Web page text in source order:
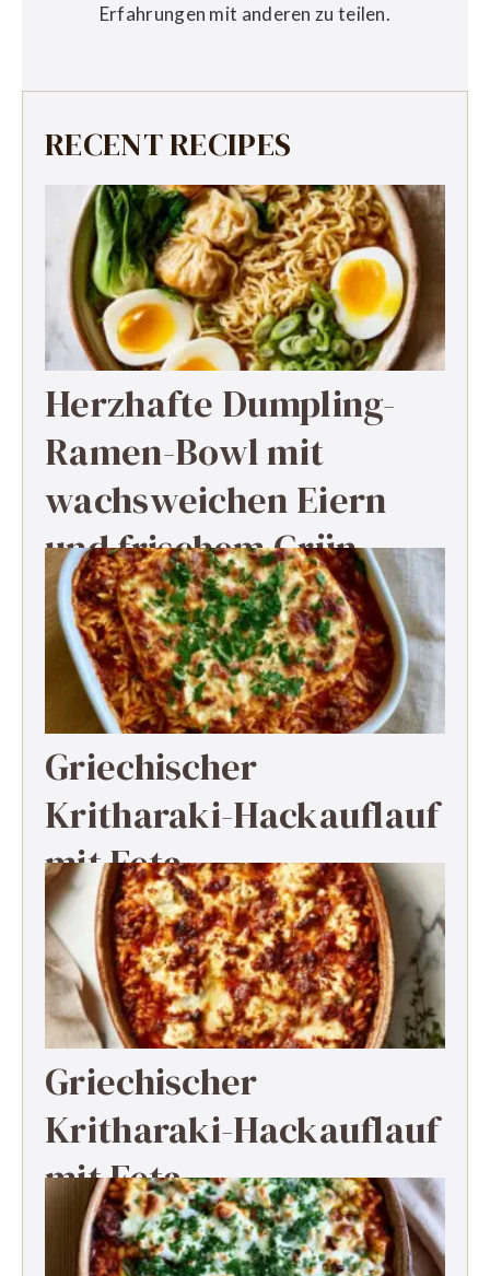
Erfahrungen mit anderen zu teilen.
RECENT RECIPES
Herzhafte Dumpling-
Ramen-Bowl mit
wachsweichen Eiern
und frischem Grün
Griechischer
Kritharaki-Hackauflauf
mit Feta
Griechischer
Kritharaki-Hackauflauf
mit Feta